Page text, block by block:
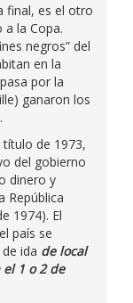
final, es el otro
la Copa.
negros” del
en la
por la
ganaron los
título de 1973,
del gobierno
dinero y
República
1974). El
país se
ida de local
1 o 2 de